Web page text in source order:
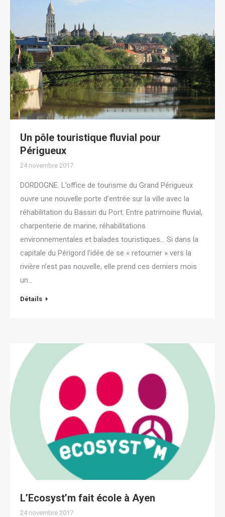
Un pôle touristique fluvial pour
Périgueux
24 novembre 2017
DORDOGNE. L’office de tourisme du Grand Périgueux
ouvre une nouvelle porte d’entrée sur la ville avec la
réhabilitation du Bassin du Port. Entre patrimoine fluvial,
charpenterie de marine, réhabilitations
environnementales et balades touristiques… Si dans la
capitale du Périgord l’idée de se « retourner » vers la
rivière n’est pas nouvelle, elle prend ces derniers mois
un…
Détails
L’Ecosyst’m fait école à Ayen
24 novembre 2017